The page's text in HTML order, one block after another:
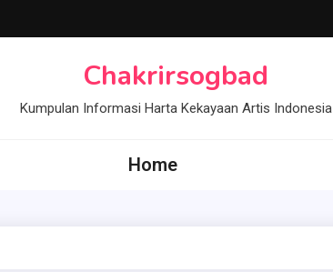
Chakrirsogbad
Kumpulan Informasi Harta Kekayaan Artis Indonesia
Home